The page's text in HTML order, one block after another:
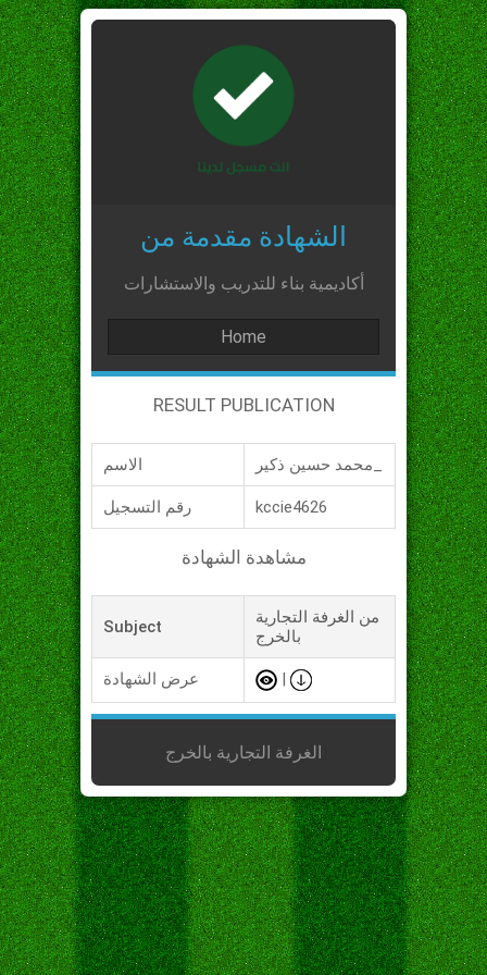
الشهادة مقدمة من
أكاديمية بناء للتدريب والاستشارات
Home
RESULT PUBLICATION
الاسم
رقم التسجيل kccie4626
مشاهدة الشهادة
Subject
من الغرفة التجارية
بالخرج
عرض الشهادة
الغرفة التجارية بالخرج